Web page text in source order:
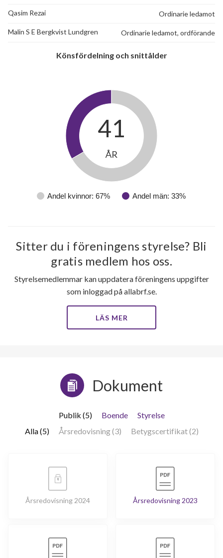
Qasim Rezai Ordinarie ledamot
Malin S E Bergkvist Lundgren Ordinarie ledamot, ordförande
Könsfördelning och snittålder
Andel kvinnor: 67% Andel män: 33%
41
ÅR
Sitter du i föreningens styrelse? Bli
gratis medlem hos oss.
Styrelsemedlemmar kan uppdatera föreningens uppgifter
som inloggad på allabrf.se.
LÄS MER
Dokument
Publik (5) Boende
Styrelse
Alla (5)
Årsredovisning (3) Betygscertifikat (2)
Årsredovisning 2024 Årsredovisning 2023